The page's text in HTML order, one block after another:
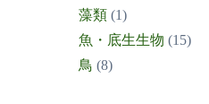
藻類(1)
魚・底生生物 (15)
鳥 (8)